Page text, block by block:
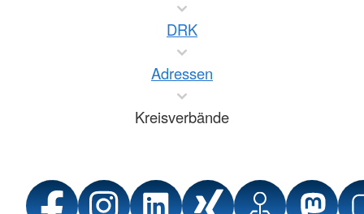
DRK
Adressen
Kreisverbände